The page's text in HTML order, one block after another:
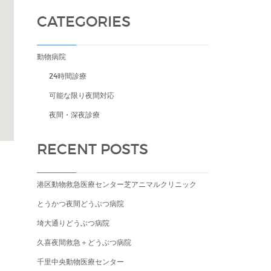
CATEGORIES
動物病院
24時間診療
可能な限り夜間対応
夜間・深夜診療
RECENT POSTS
港区動物救急医療センター芝アニマルクリニック
とうかつ夜間どうぶつ病院
埼大通りどうぶつ病院
久喜夜間救急＋どうぶつ病院
千里中央動物医療センター